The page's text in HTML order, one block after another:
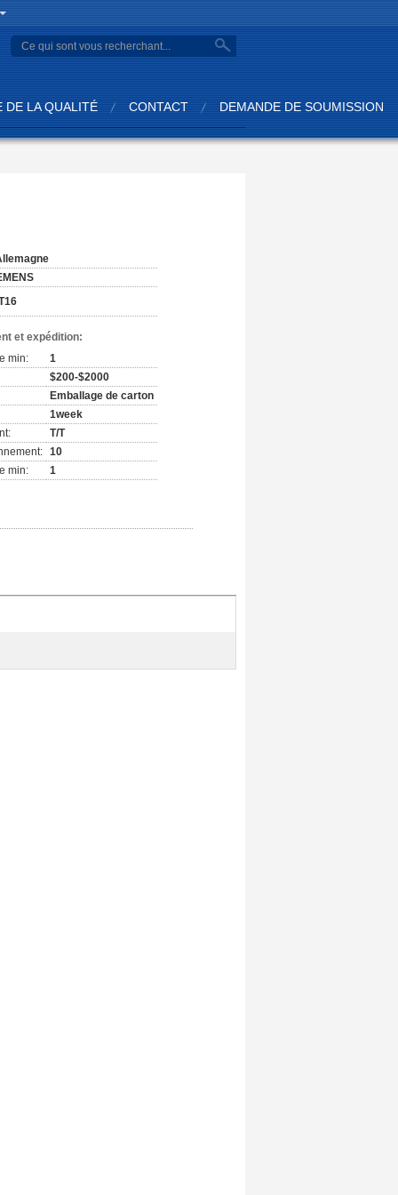
DE LA QUALITÉ CONTACT DEMANDE DE SOUMISSION
et expédition:
min:
1
$200-$2000
Emballage de carton
1week
T/T
10
min:
1